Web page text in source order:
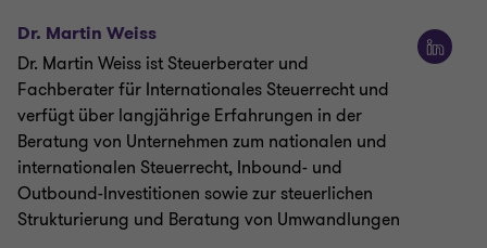
Dr. Martin Weiss
Dr. Martin Weiss ist Steuerberater und
Fachberater für Internationales Steuerrecht und
verfügt über langjährige Erfahrungen in der
Beratung von Unternehmen zum nationalen und
internationalen Steuerrecht, Inbound- und
Outbound-Investitionen sowie zur steuerlichen
Strukturierung und Beratung von Umwandlungen